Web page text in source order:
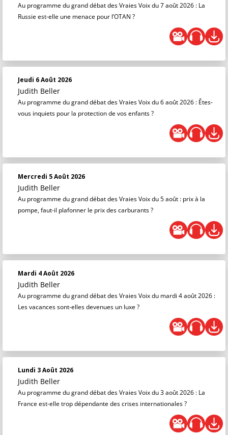
Au programme du grand débat des Vraies Voix du 7 août 2026 : La
Russie est-elle une menace pour l’OTAN ?
Jeudi 6 Août 2026
Judith Beller
Au programme du grand débat des Vraies Voix du 6 août 2026 : Êtes-
vous inquiets pour la protection de vos enfants ?
Mercredi 5 Août 2026
Judith Beller
Au programme du grand débat des Vraies Voix du 5 août : prix à la
pompe, faut-il plafonner le prix des carburants ?
Mardi 4 Août 2026
Judith Beller
Au programme du grand débat des Vraies Voix du mardi 4 août 2026 :
Les vacances sont-elles devenues un luxe ?
Lundi 3 Août 2026
Judith Beller
Au programme du grand débat des Vraies Voix du 3 août 2026 : La
France est-elle trop dépendante des crises internationales ?